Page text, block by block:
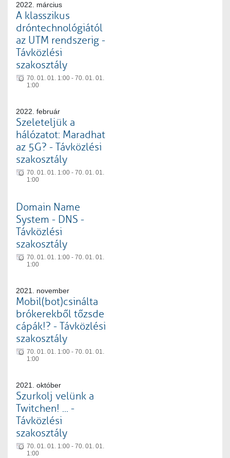
2022. március
A klasszikus
dróntechnológiától
az UTM rendszerig -
Távközlési
szakosztály
70. 01. 01. 1:00 - 70. 01. 01.
1:00
2022. február
Szeleteljük a
hálózatot: Maradhat
az 5G? - Távközlési
szakosztály
70. 01. 01. 1:00 - 70. 01. 01.
1:00
Domain Name
System - DNS -
Távközlési
szakosztály
70. 01. 01. 1:00 - 70. 01. 01.
1:00
2021. november
Mobil(bot)csinálta
brókerekből tőzsde
cápák!? - Távközlési
szakosztály
70. 01. 01. 1:00 - 70. 01. 01.
1:00
2021. október
Szurkolj velünk a
Twitchen! ... -
Távközlési
szakosztály
70. 01. 01. 1:00 - 70. 01. 01.
1:00